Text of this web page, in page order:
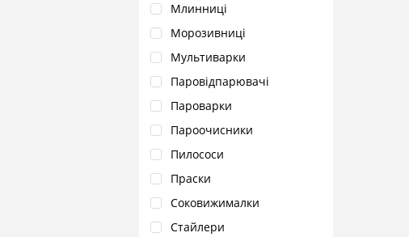
Млинниці
Морозивниці
Мультиварки
Паровідпарювачі
Пароварки
Пароочисники
Пилососи
Праски
Соковижималки
Стайлери